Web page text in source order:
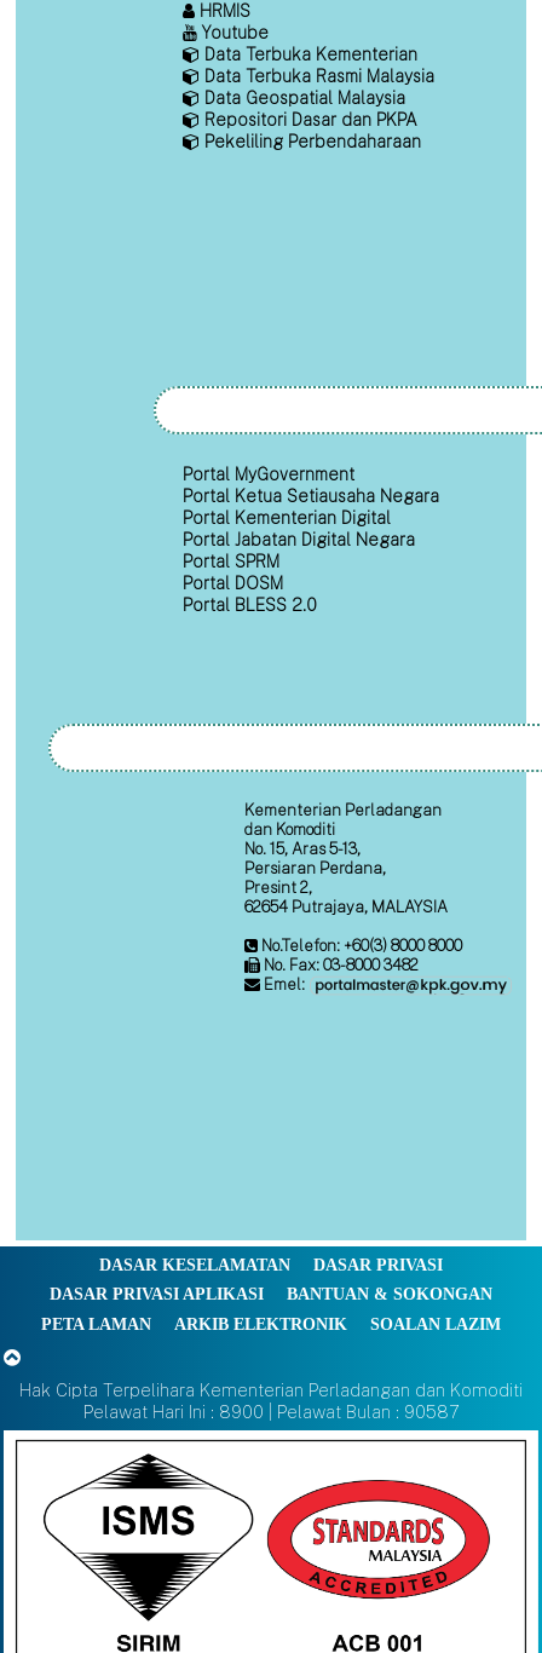
HRMIS
Youtube
Data Terbuka Kementerian
Data Terbuka Rasmi Malaysia
Data Geospatial Malaysia
Repositori Dasar dan PKPA
Pekeliling Perbendaharaan
Portal MyGovernment
Portal Ketua Setiausaha Negara
Portal Kementerian Digital
Portal Jabatan Digital Negara
Portal SPRM
Portal DOSM
Portal BLESS 2.0
Kementerian Perladangan
dan Komoditi
No. 15, Aras 5-13,
Persiaran Perdana,
Presint 2,
62654 Putrajaya, MALAYSIA
No.Telefon: +60(3) 8000 8000
No. Fax: 03-8000 3482
Emel:
DASAR KESELAMATAN
DASAR PRIVASI
DASAR PRIVASI APLIKASI
BANTUAN & SOKONGAN
PETA LAMAN
ARKIB ELEKTRONIK SOALAN LAZIM
Hak Cipta Terpelihara Kementerian Perladangan dan Komoditi
Pelawat Hari Ini : 8900 | Pelawat Bulan : 90587